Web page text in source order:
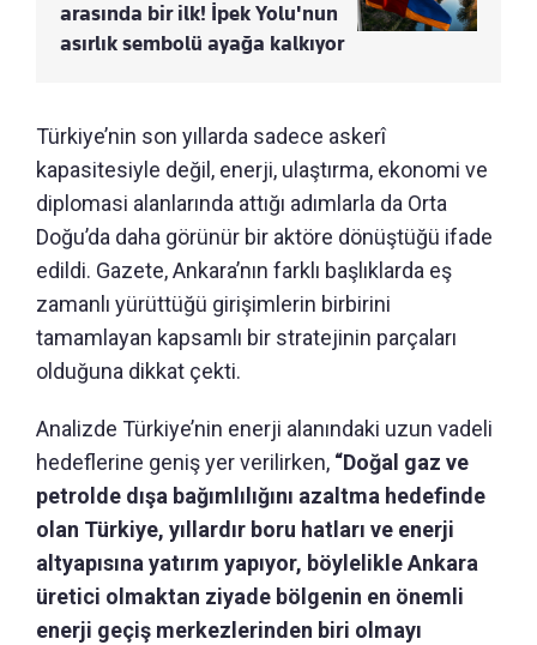
arasında bir ilk! İpek Yolu'nun
asırlık sembolü ayağa kalkıyor
Türkiye’nin son yıllarda sadece askerî
kapasitesiyle değil, enerji, ulaştırma, ekonomi ve
diplomasi alanlarında attığı adımlarla da Orta
Doğu’da daha görünür bir aktöre dönüştüğü ifade
edildi. Gazete, Ankara’nın farklı başlıklarda eş
zamanlı yürüttüğü girişimlerin birbirini
tamamlayan kapsamlı bir stratejinin parçaları
olduğuna dikkat çekti.
Analizde Türkiye’nin enerji alanındaki uzun vadeli
hedeflerine geniş yer verilirken, “Doğal gaz ve
petrolde dışa bağımlılığını azaltma hedefinde
olan Türkiye, yıllardır boru hatları ve enerji
altyapısına yatırım yapıyor, böylelikle Ankara
üretici olmaktan ziyade bölgenin en önemli
enerji geçiş merkezlerinden biri olmayı